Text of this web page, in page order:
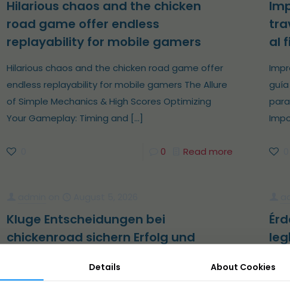
Hilarious chaos and the chicken
road game offer endless
replayability for mobile gamers
Hilarious chaos and the chicken road game offer
endless replayability for mobile gamers The Allure
of Simple Mechanics & High Scores Optimizing
Your Gameplay: Timing and […]
0 Read more
al
Kluge Entscheidungen bei
chickenroad sichern Erfolg und
Feder-FreundinDetails About Cookies